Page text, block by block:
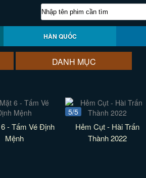
HÀN QUỐC
DANH MỤC
- Tấm Vé Định
Mệnh
5/5
Hẻm Cụt - Hài Trấn
Thành 2022